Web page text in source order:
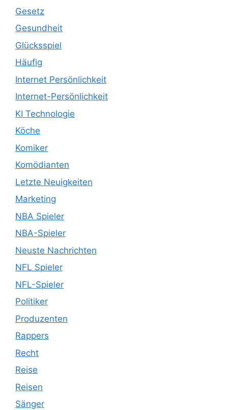
Gesetz
Gesundheit
Glücksspiel
Häufig
Internet Persönlichkeit
Internet-Persönlichkeit
KI Technologie
Köche
Komiker
Komödianten
Letzte Neuigkeiten
Marketing
NBA Spieler
NBA-Spieler
Neuste Nachrichten
NFL Spieler
NFL-Spieler
Politiker
Produzenten
Rappers
Recht
Reise
Reisen
Sänger